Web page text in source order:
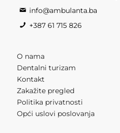
info@ambulanta.ba
+387 61 715 826
O nama
Dentalni turizam
Kontakt
Zakažite pregled
Politika privatnosti
Opći uslovi poslovanja